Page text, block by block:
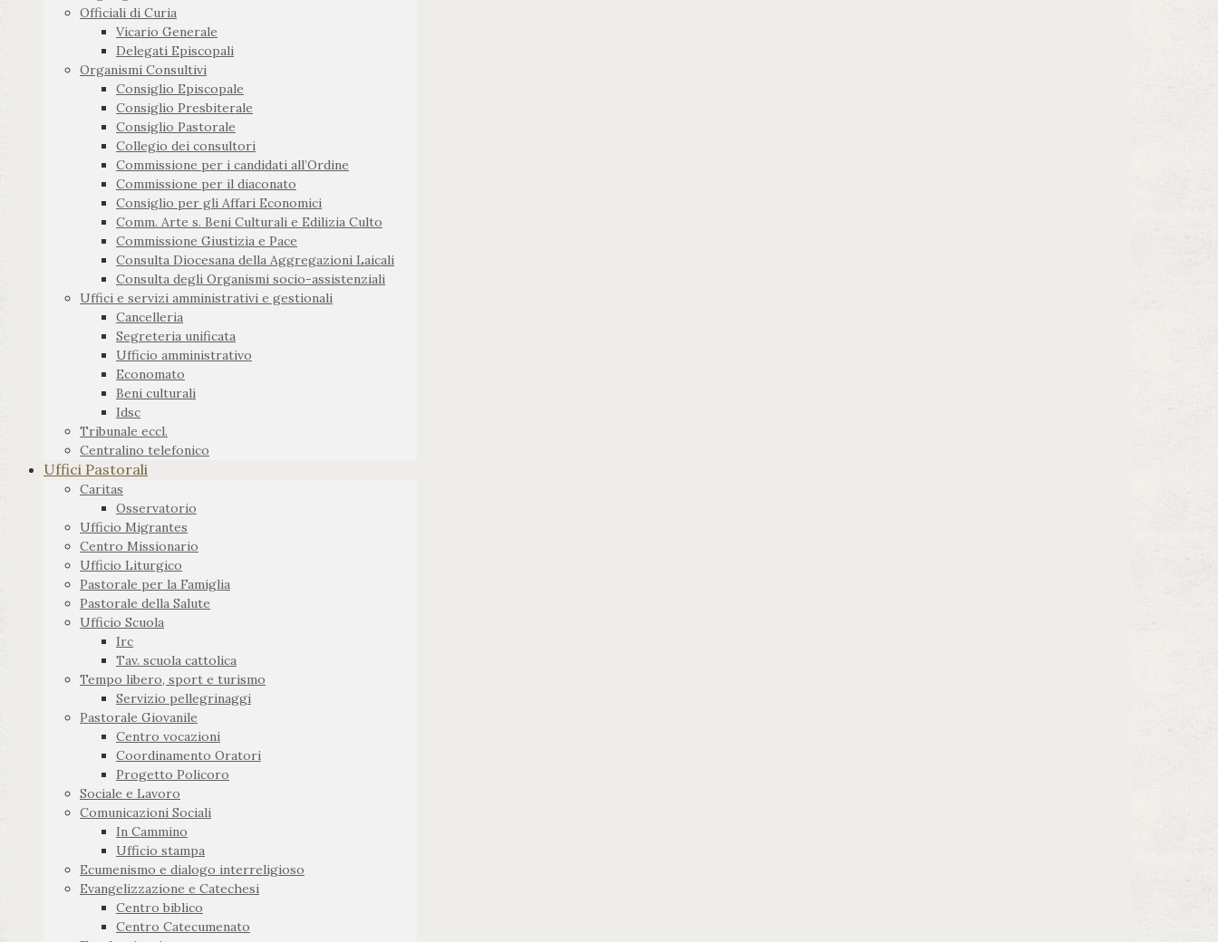
Officiali di Curia
Vicario Generale
Delegati Episcopali
Organismi Consultivi
Consiglio Episcopale
Consiglio Presbiterale
Consiglio Pastorale
Collegio dei consultori
Commissione per i candidati all’Ordine
Commissione per il diaconato
Consiglio per gli Affari Economici
Comm. Arte s. Beni Culturali e Edilizia Culto
Commissione Giustizia e Pace
Consulta Diocesana della Aggregazioni Laicali
Consulta degli Organismi socio-assistenziali
Uffici e servizi amministrativi e gestionali
Cancelleria
Segreteria unificata
Ufficio amministrativo
Economato
Beni culturali
Idsc
Tribunale eccl.
Centralino telefonico
Uffici Pastorali
Caritas
Osservatorio
Ufficio Migrantes
Centro Missionario
Ufficio Liturgico
Pastorale per la Famiglia
Pastorale della Salute
Ufficio Scuola
Irc
Tav. scuola cattolica
Tempo libero, sport e turismo
Servizio pellegrinaggi
Pastorale Giovanile
Centro vocazioni
Coordinamento Oratori
Progetto Policoro
Sociale e Lavoro
Comunicazioni Sociali
In Cammino
Ufficio stampa
Ecumenismo e dialogo interreligioso
Evangelizzazione e Catechesi
Centro biblico
Centro Catecumenato